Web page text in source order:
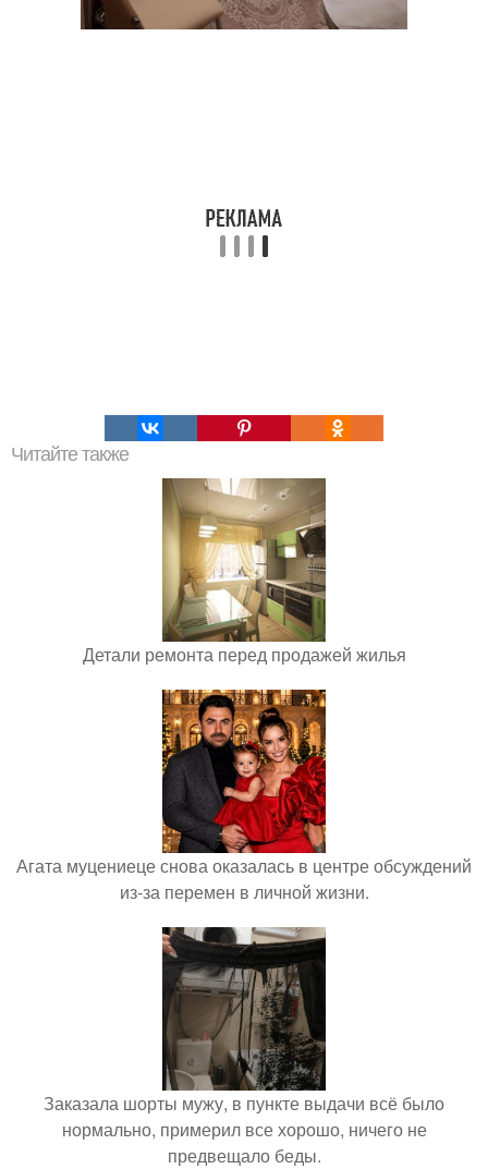
Читайте также
Детали ремонта перед продажей жилья
Агата муцениеце снова оказалась в центре обсуждений
из-за перемен в личной жизни.
Заказала шорты мужу, в пункте выдачи всё было
нормально, примерил все хорошо, ничего не
предвещало беды.